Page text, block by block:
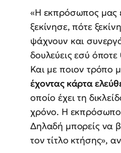
«Η εκπρόσωπος μας
ξεκίνησε, πότε
ψάχνουν και
δουλεύεις εσύ όποτε
Και με ποιον τρόπο
έχοντας κάρτα
οποίο έχει τη
χρόνο. Η
Δηλαδή μπορείς να
τον τίτλο κτήσης»,